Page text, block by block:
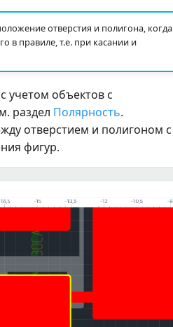
отверстия и полигона, когда
в правиле, т.е. при касании и
учетом объектов с
раздел Полярность.
отверстием и полигоном c
фигур.